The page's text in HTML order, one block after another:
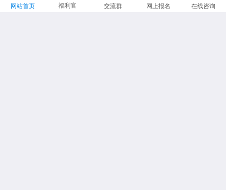
网站首页 福利官 交流群 网上报名 在线咨询